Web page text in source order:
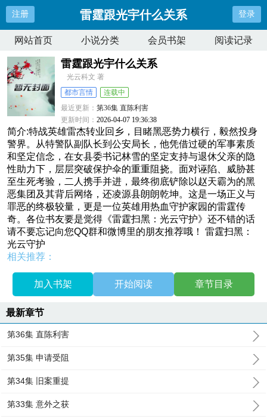
注册 雷霆跟光宇什么关系 登录
网站首页 小说分类 会员书架 阅读记录
雷霆跟光宇什么关系
光云科文 著
都市言情
连载中
最近更新：第36集 直陈利害
更新时间：2026-04-07 19:36:38
简介:特战英雄雷杰转业回乡，目睹黑恶势力横行，毅然投身
警界。从特警队副队长到公安局长，他凭借过硬的军事素质
和坚定信念，在女县委书记林雪的坚定支持与退休父亲的隐
性助力下，层层突破保护伞的重重阻挠。面对诬陷、威胁甚
至生死考验，二人携手并进，最终彻底铲除以赵天霸为的黑
恶集团及其背后网络，还凌源县朗朗乾坤。这是一场正义与
罪恶的终极较量，更是一位英雄用热血守护家园的雷霆传
奇。各位书友要是觉得《雷霆扫黑：光云守护》还不错的话
请不要忘记向您QQ群和微博里的朋友推荐哦！ 雷霆扫黑：
光云守护
相关推荐：
加入书架 开始阅读 章节目录
最新章节
第36集 直陈利害
第35集 申请受阻
第34集 旧案重提
第33集 意外之获